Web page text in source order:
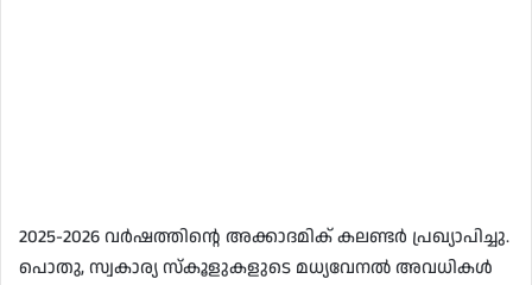
2025-2026 വർഷത്തിൻ്റെ അക്കാദമിക് കലണ്ടർ പ്രഖ്യാപിച്ചു.
പൊതു, സ്വകാര്യ സ്കൂളുകളുടെ മധ്യവേനൽ അവധികൾ